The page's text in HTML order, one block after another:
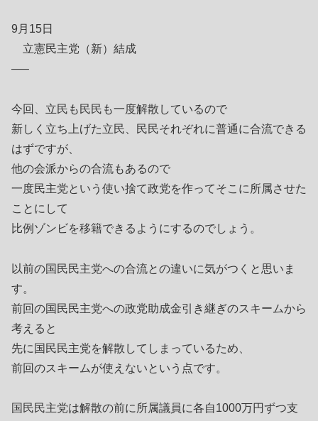
9月15日
立憲民主党（新）結成
—–
今回、立民も民民も一度解散しているので
新しく立ち上げた立民、民民それぞれに普通に合流できる
はずですが、
他の会派からの合流もあるので
一度民主党という使い捨て政党を作ってそこに所属させた
ことにして
比例ゾンビを移籍できるようにするのでしょう。
以前の国民民主党への合流との違いに気がつくと思いま
す。
前回の国民民主党への政党助成金引き継ぎのスキームから
考えると
先に国民民主党を解散してしまっているため、
前回のスキームが使えないという点です。
国民民主党は解散の前に所属議員に各自1000万円ずつ支